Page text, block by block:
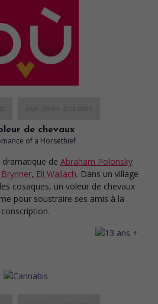
de chevaux
of a Horsethief
dramatique de Abraham Polonsky
, Eli Wallach. Dans un village
cosaques, un voleur de chevaux
pour soustraire ses amis à la
conscription.